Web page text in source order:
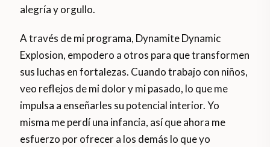
alegría y orgullo.
A través de mi programa, Dynamite Dynamic
Explosion, empodero a otros para que transformen
sus luchas en fortalezas. Cuando trabajo con niños,
veo reflejos de mi dolor y mi pasado, lo que me
impulsa a enseñarles su potencial interior. Yo
misma me perdí una infancia, así que ahora me
esfuerzo por ofrecer a los demás lo que yo